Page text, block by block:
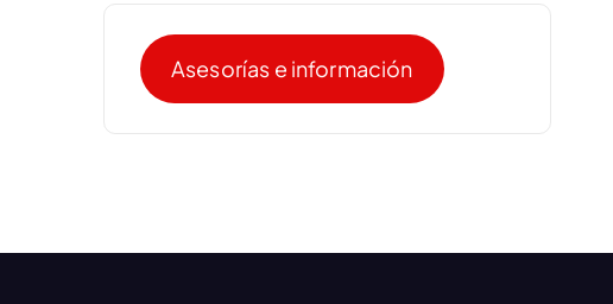
Asesorías e información